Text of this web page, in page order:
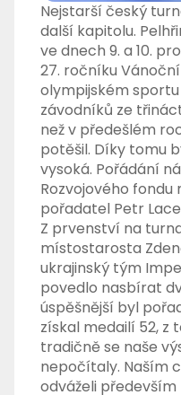
Nejstarší český
další kapitolu.
ve dnech 9. a 10.
27. ročníku
olympijském
závodníků ze
než v předešlém
potěšil. Díky tomu
vysoká. Pořádání
Rozvojového fondu
pořadatel Petr
Z prvenství na
místostarosta
ukrajinský tým
povedlo nasbírat
úspěšnější byl
získal medailí 52, z
tradičně se naše
nepočítaly. Naším
odváželi především